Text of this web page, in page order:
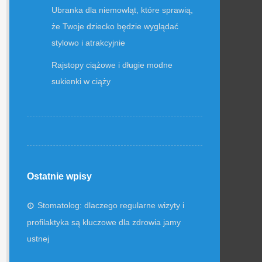
Ubranka dla niemowląt, które sprawią,
że Twoje dziecko będzie wyglądać
stylowo i atrakcyjnie
Rajstopy ciążowe i długie modne
sukienki w ciąży
Ostatnie wpisy
Stomatolog: dlaczego regularne wizyty i
profilaktyka są kluczowe dla zdrowia jamy
ustnej